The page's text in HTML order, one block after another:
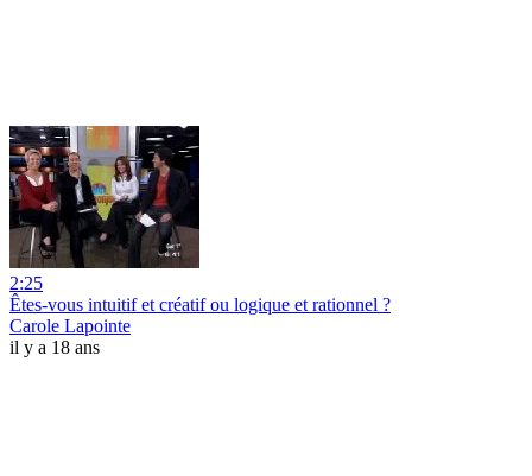
2:25
Êtes-vous intuitif et créatif ou logique et rationnel ?
Carole Lapointe
il y a 18 ans